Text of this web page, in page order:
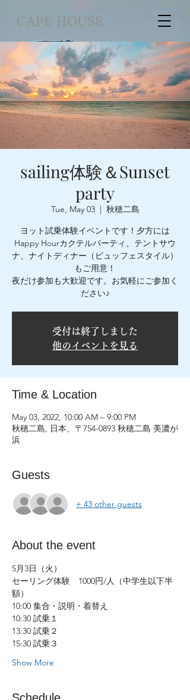
CAPE HOUSE
sailing体験＆Sunset
party
Tue, May 03
  |
秋穂二島
ヨット試乗体験イベントです！夕方には
Happy Hourカクテルパーティ、テントサウ
ナ、ナイトディナー（ビュッフェスタイル）
もご用意！
夜だけ参加も大歓迎です。お気軽にご参加く
受付は終了しました
他のイベントを見る
Time & Location
May 03, 2022, 10:00 AM – 9:00 PM
秋穂二島, 日本、〒754-0893 秋穂二島 美濃が
浜
Guests
+ 43 other guests
About the event
5月3日（火）
セーリング体験　1000円/人（中学生以下半
額）
10:00 集合・説明・着替え
10:30 試乗１
13:30 試乗２
15:30 試乗３
Show More